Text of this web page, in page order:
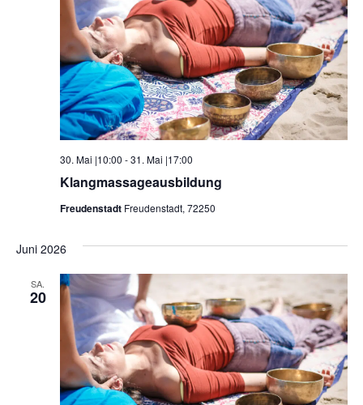
Klangmassageausbildung
30. Mai |10:00 -31. Mai |17:00
Freudenstadt Freudenstadt, 72250
Juni 2026
SA.
20